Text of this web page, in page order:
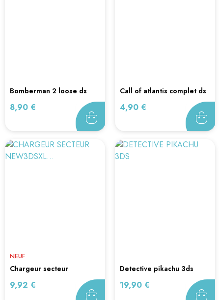
bomberman 2 loose ds
Prix
8,90 €
call of atlantis complet ds
Prix
4,90 €
NEUF
chargeur secteur
Prix
9,92 €
detective pikachu 3ds
Prix
19,90 €